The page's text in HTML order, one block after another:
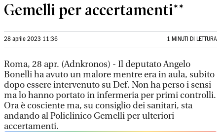
Gemelli per accertamenti**
28 aprile 2023 11:36 1 MINUTI DI LETTURA
Roma, 28 apr. (Adnkronos) - Il deputato Angelo
Bonelli ha avuto un malore mentre era in aula, subito
dopo essere intervenuto su Def. Non ha perso i sensi
ma lo hanno portato in infermeria per primi controlli.
Ora è cosciente ma, su consiglio dei sanitari, sta
andando al Policlinico Gemelli per ulteriori
accertamenti.